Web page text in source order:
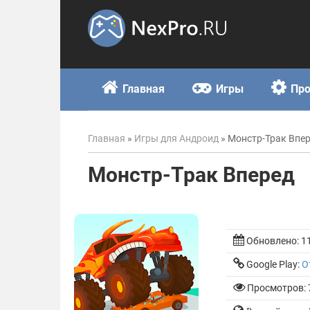
Главная Игры
Главная » Игры для Андроид » Монстр-Трак
Монстр-Трак Вперед
Обновлено:
Google Play:
Просмотров: